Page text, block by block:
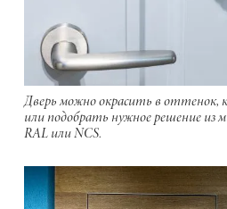
Дверь можно окрасить в оттенок,
или подобрать нужное решение из
RAL или NCS.